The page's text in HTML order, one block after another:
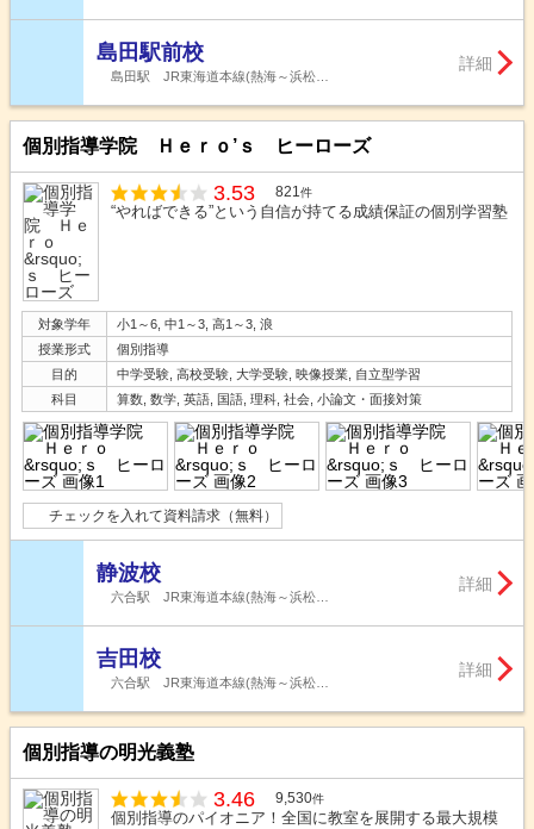
島田駅前校
島田駅 JR東海道本線(熱海～浜松…
詳細
個別指導学院 Ｈｅｒｏ’ｓ ヒーローズ
3.53 821件
“やればできる”という自信が持てる成績保証の個別学習塾
対象学年
小1～6, 中1～3, 高1～3, 浪
授業形式
個別指導
目的
中学受験, 高校受験, 大学受験, 映像授業, 自立型学習
科目
算数, 数学, 英語, 国語, 理科, 社会, 小論文・面接対策
チェックを入れて資料請求（無料）
静波校
六合駅 JR東海道本線(熱海～浜松…
詳細
吉田校
六合駅 JR東海道本線(熱海～浜松…
詳細
個別指導の明光義塾
3.46 9,530件
個別指導のパイオニア！全国に教室を展開する最大規模